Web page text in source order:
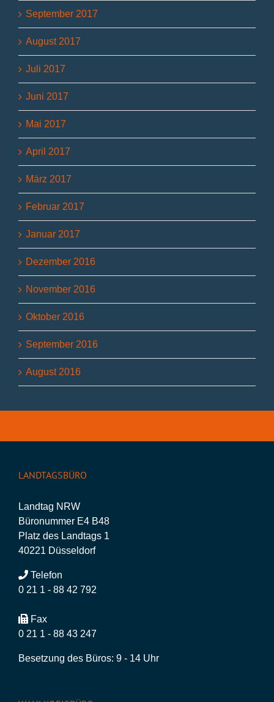
September 2017
August 2017
Juli 2017
Juni 2017
Mai 2017
April 2017
März 2017
Februar 2017
Januar 2017
Dezember 2016
November 2016
Oktober 2016
September 2016
August 2016
LANDTAGSBÜRO
Landtag NRW
Büronummer E4 B48
Platz des Landtags 1
40221 Düsseldorf
Telefon
0 21 1 - 88 42 792
Fax
0 21 1 - 88 43 247
Besetzung des Büros: 9 - 14 Uhr